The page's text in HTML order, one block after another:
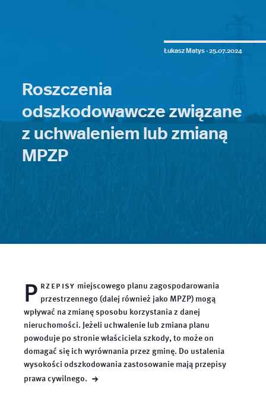
Łukasz Matys ·25.07.2024
Roszczenia
odszkodowawcze związane
z uchwaleniem lub zmianą
MPZP
P rzepisy miejscowego planu zagospodarowania
przestrzennego (dalej również jako MPZP) mogą
wpływać na zmianę sposobu korzystania z danej
nieruchomości. Jeżeli uchwalenie lub zmiana planu
powoduje po stronie właściciela szkody, to może on
domagać się ich wyrównania przez gminę. Do ustalenia
wysokości odszkodowania zastosowanie mają przepisy
prawacywilnego. →